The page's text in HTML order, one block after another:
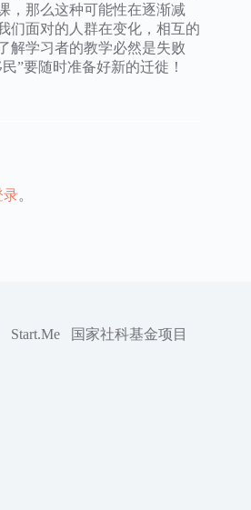
，那么这种可能性在逐渐减
们面对的人群在变化，相互的
解学习者的教学必然是失败
”要随时准备好新的迁徙！
录。
Start.Me 国家社科基金项目